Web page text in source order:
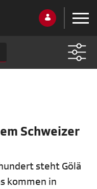
Schweizer
steht Gölä
kommen in